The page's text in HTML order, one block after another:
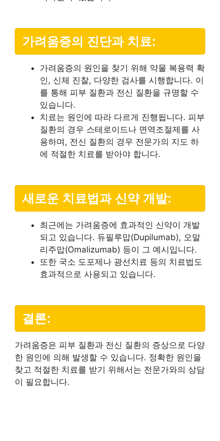
가려움증의 진단과 치료:
가려움증의 원인을 찾기 위해 약물 복용력 확
인, 신체 진찰, 다양한 검사를 시행합니다. 이
를 통해 피부 질환과 전신 질환을 규명할 수
있습니다.
치료는 원인에 따라 다르게 진행됩니다. 피부
질환의 경우 스테로이드나 면역조절제를 사
용하며, 전신 질환의 경우 전문가의 지도 하
에 적절한 치료를 받아야 합니다.
새로운 치료법과 신약 개발:
최근에는 가려움증에 효과적인 신약이 개발
되고 있습니다. 듀필루맙(Dupilumab), 오말
리주맙(Omalizumab) 등이 그 예시입니다.
또한 국소 도포제나 광선치료 등의 치료법도
효과적으로 사용되고 있습니다.
결론:
가려움증은 피부 질환과 전신 질환의 증상으로 다양
한 원인에 의해 발생할 수 있습니다. 정확한 원인을
찾고 적절한 치료를 받기 위해서는 전문가와의 상담
이 필요합니다.